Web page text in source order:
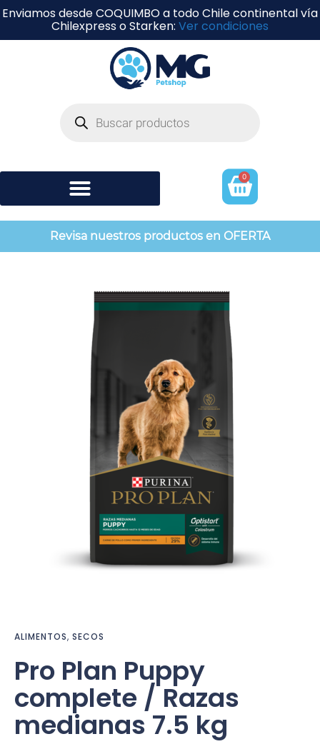
Enviamos desde COQUIMBO a todo Chile continental vía
Chilexpress o Starken: Ver condiciones
0
Revisa nuestros productos en OFERTA
ALIMENTOS, SECOS
Pro Plan Puppy
complete / Razas
medianas 7.5 kg